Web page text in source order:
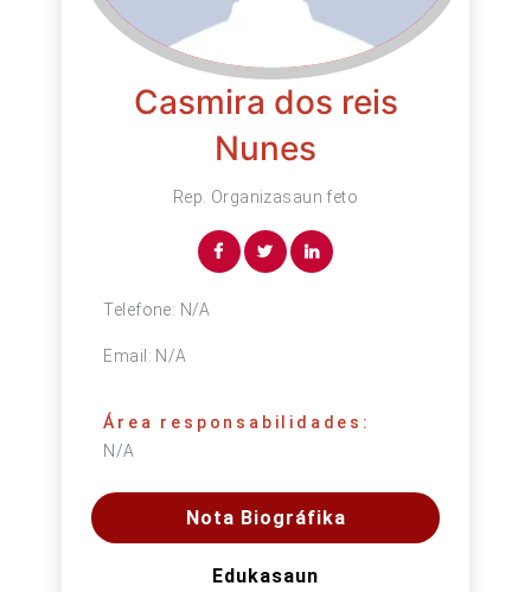
Casmira dos reis
Nunes
Rep. Organizasaun feto
Telefone: N/A
Email: N/A
Área responsabilidades:
N/A
Nota Biográfika
Edukasaun